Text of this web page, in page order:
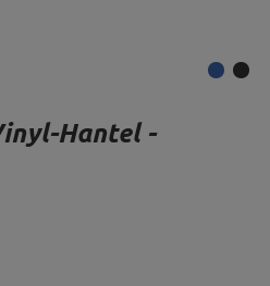
Hantel -